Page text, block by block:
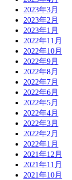
2023年3月
2023年2月
2023年1月
2022年11月
2022年10月
2022年9月
2022年8月
2022年7月
2022年6月
2022年5月
2022年4月
2022年3月
2022年2月
2022年1月
2021年12月
2021年11月
2021年10月